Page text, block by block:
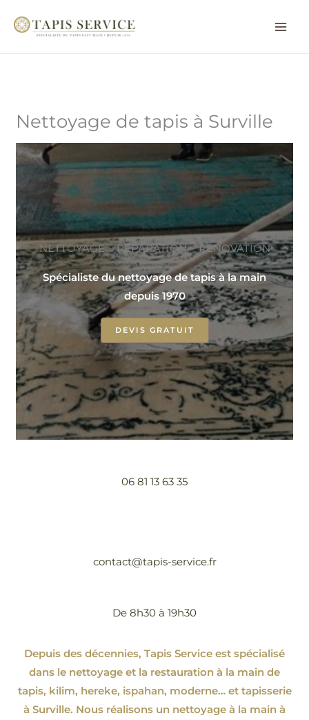
Nettoyage de tapis à Surville
NETTOYAGE ~ RÉPARATION ~ RÉNOVATION
Spécialiste du nettoyage de tapis à la main
depuis 1970
DEVIS GRATUIT
06 81 13 63 35
contact@tapis-service.fr
De 8h30 à 19h30
Depuis des décennies, Tapis Service est spécialisé
dans le nettoyage et la restauration à la main de
tapis, kilim, hereke, ispahan, moderne…et tapisserie
à Surville. Nous réalisons un nettoyage à la main à